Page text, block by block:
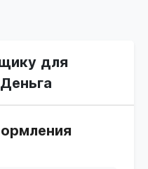
для